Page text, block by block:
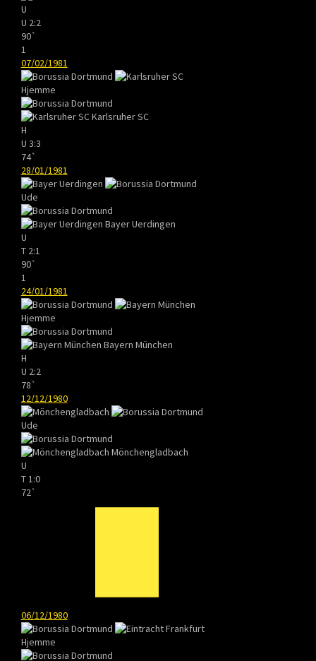
U
U 2:2
90`
1
07/02/1981
Hjemme
Karlsruher SC
H
U 3:3
74`
28/01/1981
Ude
Bayer Uerdingen
U
T 2:1
90`
1
24/01/1981
Hjemme
Bayern München
H
U 2:2
78`
12/12/1980
Ude
Mönchengladbach
U
T 1:0
72`
06/12/1980
Hjemme